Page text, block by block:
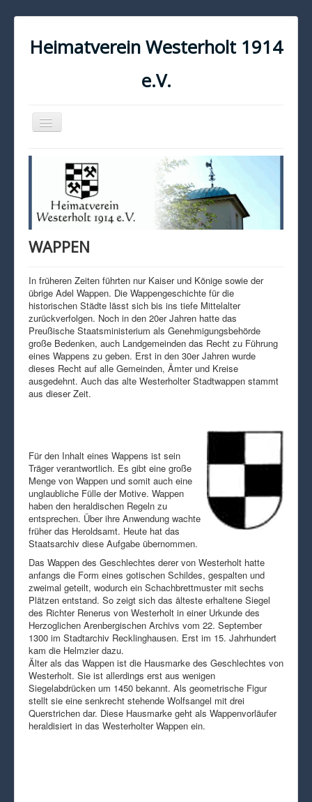
Heimatverein Westerholt 1914
e.V.
Navigation
an/aus
KONTAKT
IMPRESSUM
DATENSCHUTZ
WAPPEN
In früheren Zeiten führten nur Kaiser und Könige sowie der
übrige Adel Wappen. Die Wappengeschichte für die
historischen Städte lässt sich bis ins tiefe Mittelalter
zurückverfolgen. Noch in den 20er Jahren hatte das
Preußische Staatsministerium als Genehmigungsbehörde
große Bedenken, auch Landgemeinden das Recht zu Führung
eines Wappens zu geben. Erst in den 30er Jahren wurde
dieses Recht auf alle Gemeinden, Ämter und Kreise
ausgedehnt. Auch das alte Westerholter Stadtwappen stammt
aus dieser Zeit.
Für den Inhalt eines Wappens ist sein
Träger verantwortlich. Es gibt eine große
Menge von Wappen und somit auch eine
unglaubliche Fülle der Motive. Wappen
haben den heraldischen Regeln zu
entsprechen. Über ihre Anwendung wachte
früher das Heroldsamt. Heute hat das
Staatsarchiv diese Aufgabe übernommen.
Das Wappen des Geschlechtes derer von Westerholt hatte
anfangs die Form eines gotischen Schildes, gespalten und
zweimal geteilt, wodurch ein Schachbrettmuster mit sechs
Plätzen entstand. So zeigt sich das älteste erhaltene Siegel
des Richter Renerus von Westerholt in einer Urkunde des
Herzoglichen Arenbergischen Archivs vom 22. September
1300 im Stadtarchiv Recklinghausen. Erst im 15. Jahrhundert
kam die Helmzier dazu.
Älter als das Wappen ist die Hausmarke des Geschlechtes von
Westerholt. Sie ist allerdings erst aus wenigen
Siegelabdrücken um 1450 bekannt. Als geometrische Figur
stellt sie eine senkrecht stehende Wolfsangel mit drei
Querstrichen dar. Diese Hausmarke geht als Wappenvorläufer
heraldisiert in das Westerholter Wappen ein.